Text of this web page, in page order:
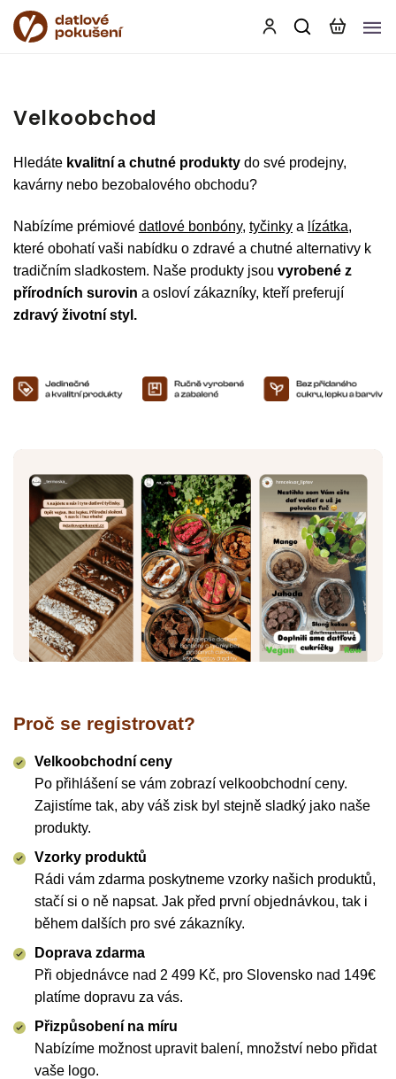
Velkoobchod
Hledáte kvalitní a chutné produkty do své prodejny,
kavárny nebo bezobalového obchodu?
Nabízíme prémiové datlové bonbóny, tyčinky a lízátka,
které obohatí vaši nabídku o zdravé a chutné alternativy k
tradičním sladkostem. Naše produkty jsou vyrobené z
přírodních surovin a osloví zákazníky, kteří preferují
zdravý životní styl.
Proč se registrovat?
Velkoobchodní ceny
Po přihlášení se vám zobrazí velkoobchodní ceny.
Zajistíme tak, aby váš zisk byl stejně sladký jako naše
produkty.
Vzorky produktů
Rádi vám zdarma poskytneme vzorky našich produktů,
stačí si o ně napsat. Jak před první objednávkou, tak i
během dalších pro své zákazníky.
Doprava zdarma
Při objednávce nad 2 499 Kč, pro Slovensko nad 149€
platíme dopravu za vás.
Přizpůsobení na míru
Nabízíme možnost upravit balení, množství nebo přidat
vaše logo.